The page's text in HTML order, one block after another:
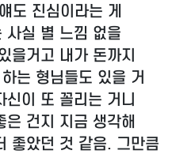
도 진심이라는 게
사실 별 느낌 없을
을거고 내가 돈까지
는 형님들도 있을 거
이 또 꼴리는 거니
건지 지금 생각해
좋았던 것 같음. 그만큼